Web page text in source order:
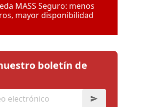
MASS Seguro: menos
mayor disponibilidad
boletín de